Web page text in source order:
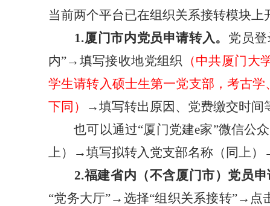
当前两个平台已在组织关系接转模块上
1.厦门市内党员申请转入。 党员
内”→填写接收地党组织 （中共厦门大
学生请转入硕士生第一党支部，考古
下同）
→填写转出原因、党费缴交时间
也可以通过“厦门党建e家”微信公
上）→填写拟转入党支部名称（同上）
2.福建省内（不含厦门市）党员申
“党务大厅”→选择“组织关系接转”→